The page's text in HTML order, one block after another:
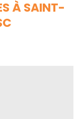
À SAINT-